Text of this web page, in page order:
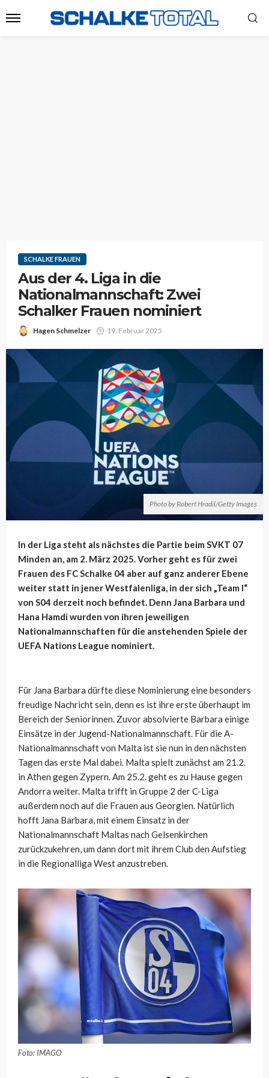
SCHALKE FRAUEN
Aus der 4. Liga in die
Nationalmannschaft: Zwei
Schalker Frauen nominiert
Hagen Schmelzer 19. Februar 2025
Photo by Robert Hradil/Getty Images
In der Liga steht als nächstes die Partie beim SVKT 07
Minden an, am 2. März 2025. Vorher geht es für zwei
Frauen des FC Schalke 04 aber auf ganz anderer Ebene
weiter statt in jener Westfalenliga, in der sich „Team I“
von S04 derzeit noch befindet. Denn Jana Barbara und
Hana Hamdi wurden von ihren jeweiligen
Nationalmannschaften für die anstehenden Spiele der
UEFA Nations League nominiert.
Für Jana Barbara dürfte diese Nominierung eine besonders
freudige Nachricht sein, denn es ist ihre erste überhaupt im
Bereich der Seniorinnen. Zuvor absolvierte Barbara einige
Einsätze in der Jugend-Nationalmannschaft. Für die A-
Nationalmannschaft von Malta ist sie nun in den nächsten
Tagen das erste Mal dabei. Malta spielt zunächst am 21.2.
in Athen gegen Zypern. Am 25.2. geht es zu Hause gegen
Andorra weiter. Malta trifft in Gruppe 2 der C-Liga
außerdem noch auf die Frauen aus Georgien. Natürlich
hofft Jana Barbara, mit einem Einsatz in der
Nationalmannschaft Maltas nach Gelsenkirchen
zurückzukehren, um dann dort mit ihrem Club den Aufstieg
in die Regionalliga West anzustreben.
Foto: IMAGO